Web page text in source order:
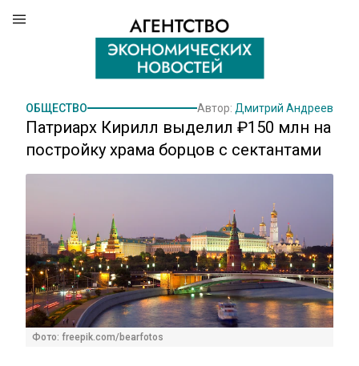
ОБЩЕСТВО Автор: Дмитрий Андреев
Патриарх Кирилл выделил ₽150 млн на
постройку храма борцов с сектантами
Фото: freepik.com/bearfotos